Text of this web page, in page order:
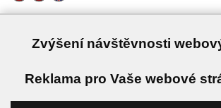
Zvýšení návštěvnosti
Reklama pro Vaše webové